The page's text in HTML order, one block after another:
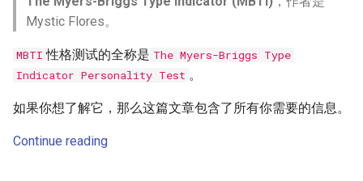
Mystic Flores。
MBTI 性格测试的全称是 The Myers-Briggs Type
Indicator Personality Test 。
如果你想了解它，那么这篇文章包含了所有你需要的信息。
Continue reading